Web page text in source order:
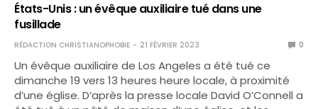
États-Unis : un évêque auxiliaire tué dans une
fusillade
RÉDACTION CHRISTIANOPHOBIE 21 FÉVRIER 2023 0
Un évêque auxiliaire de Los Angeles a été tué ce
dimanche 19 vers 13 heures heure locale, à proximité
d’une église. D’après la presse locale David O’Connell a